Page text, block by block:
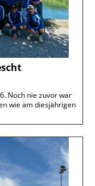
Noch nie zuvor war
wie am diesjährigen